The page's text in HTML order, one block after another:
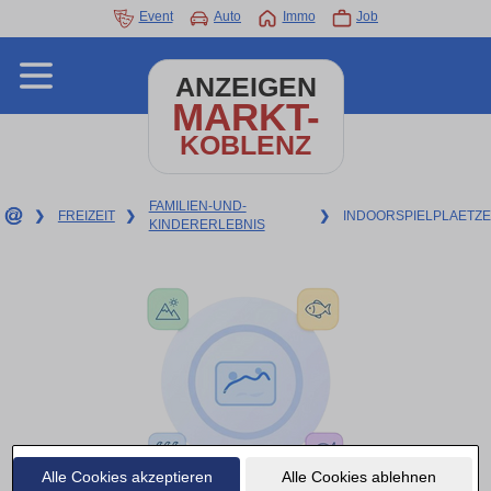
Alle Cookies akzeptieren Alle Cookies ablehnen
Event Auto Immo Job
ANZEIGEN
MARKT-
KOBLENZ
❯ FREIZEIT ❯
FAMILIEN-UND-
KINDERERLEBNIS
❯ INDOORSPIELPLAETZE